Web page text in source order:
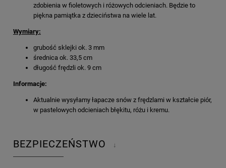
zdobienia w fioletowych i różowych odcieniach. Będzie to
piękna pamiątka z dzieciństwa na wiele lat.
Wymiary:
grubość sklejki ok. 3 mm
średnica ok. 33,5 cm
długość frędzli ok. 9 cm
Informacje:
Aktualnie wysyłamy łapacze snów z frędzlami w kształcie piór,
w pastelowych odcieniach błękitu, różu i kremu.
BEZPIECZEŃSTWO ↓